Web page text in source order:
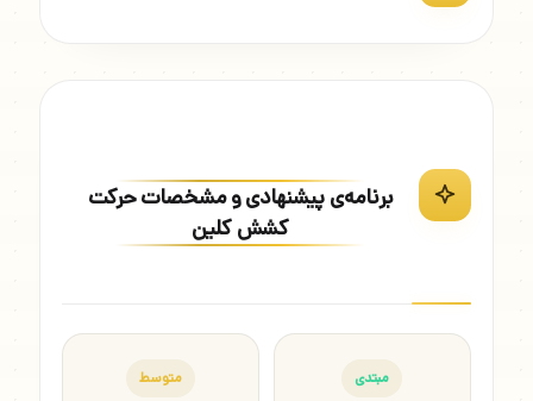
برنامه‌ی پیشنهادی و مشخصات حرکت
کشش کلین
مبتدی متوسط